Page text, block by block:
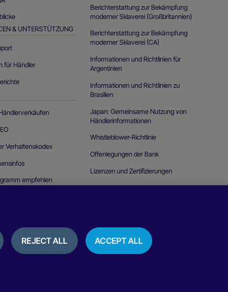
& UNTERSTÜTZUNG
für Händler
Verhaltenskodex
empfehlen
Berichterstattung zur Bekämpfung
moderner Sklaverei (Großbritannien)
Berichterstattung zur Bekämpfung
moderner Sklaverei (CA)
Informationen und Richtlinien für
Argentinien
Informationen und Richtlinien zu
Brasilien
Japan: Gemeinsame Nutzung von
Händlerinformationen
Whistleblower-Richtlinie
Offenlegungen der Bank
Lizenzen und Zertifizierungen
Peru – Tarife
Nutzungsbedingungen Bewertungen und Erfahrungsberichte
REJECT ALL ACCEPT ALL